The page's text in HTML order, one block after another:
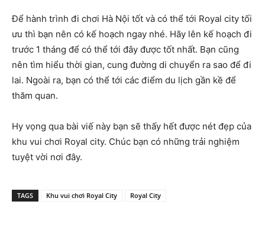
Để hành trình đi chơi Hà Nội tốt và có thể tới Royal city tối
ưu thì bạn nên có kế hoạch ngay nhé. Hãy lên kế hoạch đi
trước 1 tháng để có thể tới đây được tốt nhất. Bạn cũng
nên tìm hiểu thời gian, cung đường di chuyển ra sao để đi
lai. Ngoài ra, bạn có thể tới các điểm du lịch gần kề để
thăm quan.
Hy vọng qua bài viế này bạn sẽ thấy hết được nét đẹp của
khu vui chơi Royal city. Chúc bạn có những trải nghiệm
tuyệt vời nơi đây.
TAGS Khu vui chơi Royal City Royal City